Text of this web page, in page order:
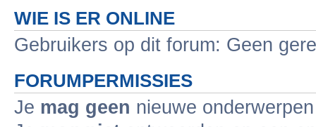
WIE IS ER ONLINE
Gebruikers op dit forum: Geen
FORUMPERMISSIES
Je mag geen nieuwe